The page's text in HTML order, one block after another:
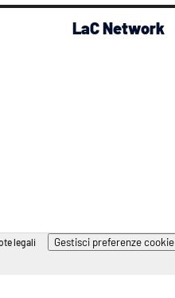
LaC Network
legali Gestisci preferenze cookie